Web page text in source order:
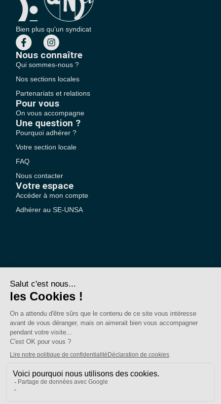
Bien plus qu'un syndicat
Nous connaître
Qui sommes-nous ?
Nos sections locales
Partenariats et relations
Pour vous
On vous accompagne
Une question ?
Pourquoi adhérer ?
Votre section locale
FAQ
Nous contacter
Votre espace
Accéder à mon compte
Adhérer au SE-UNSA
SE-Unsa est un syndicat de l’UNSA
Politique de confidentialité